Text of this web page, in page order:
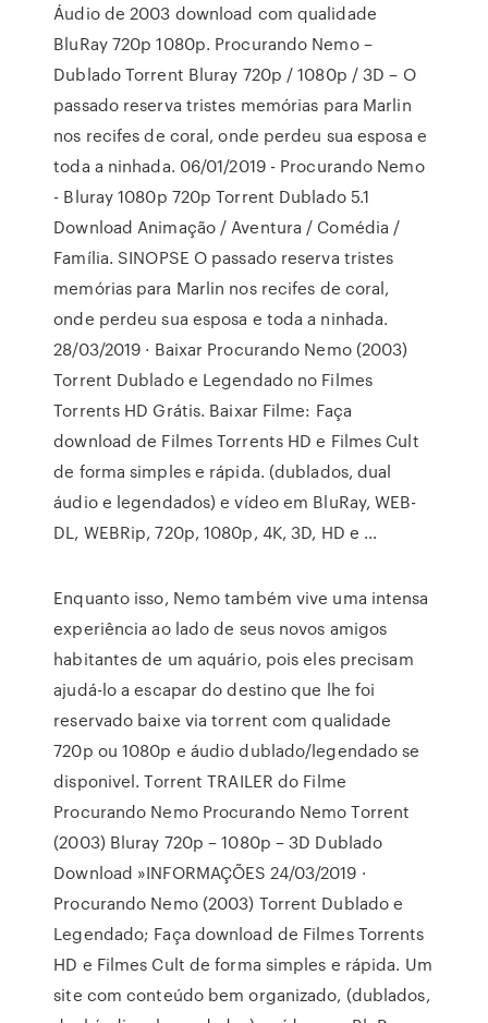
Áudio de 2003 download com qualidade
BluRay 720p 1080p. Procurando Nemo –
Dublado Torrent Bluray 720p / 1080p / 3D – O
passado reserva tristes memórias para Marlin
nos recifes de coral, onde perdeu sua esposa e
toda a ninhada. 06/01/2019 - Procurando Nemo
- Bluray 1080p 720p Torrent Dublado 5.1
Download Animação / Aventura / Comédia /
Família. SINOPSE O passado reserva tristes
memórias para Marlin nos recifes de coral,
onde perdeu sua esposa e toda a ninhada.
28/03/2019 · Baixar Procurando Nemo (2003)
Torrent Dublado e Legendado no Filmes
Torrents HD Grátis. Baixar Filme: Faça
download de Filmes Torrents HD e Filmes Cult
de forma simples e rápida. (dublados, dual
áudio e legendados) e vídeo em BluRay, WEB-
DL, WEBRip, 720p, 1080p, 4K, 3D, HD e …
Enquanto isso, Nemo também vive uma intensa
experiência ao lado de seus novos amigos
habitantes de um aquário, pois eles precisam
ajudá-lo a escapar do destino que lhe foi
reservado baixe via torrent com qualidade
720p ou 1080p e áudio dublado/legendado se
disponivel. Torrent TRAILER do Filme
Procurando Nemo Procurando Nemo Torrent
(2003) Bluray 720p – 1080p – 3D Dublado
Download »INFORMAÇÕES 24/03/2019 ·
Procurando Nemo (2003) Torrent Dublado e
Legendado; Faça download de Filmes Torrents
HD e Filmes Cult de forma simples e rápida. Um
site com conteúdo bem organizado, (dublados,